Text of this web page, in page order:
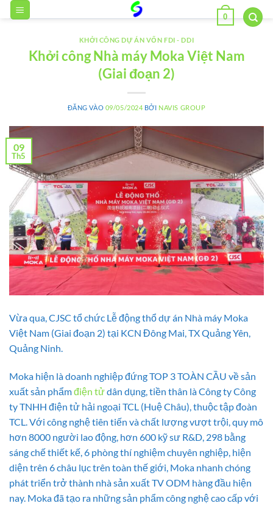
qua
0
KHỞI CÔNG DỰ ÁN VỐN FDI - DDI
Khởi công Nhà máy Moka Việt Nam
(Giai đoạn 2)
ĐĂNG VÀO 09/05/2024 BỞI NAVIS GROUP
09
Th5
Vừa qua, CJSC tổ chức Lễ động thổ dự án Nhà máy Moka
Việt Nam (Giai đoạn 2) tại KCN Đông Mai, TX Quảng Yên,
Quảng Ninh.
Moka hiện là doanh nghiệp đứng TOP 3 TOÀN CẦU về sản
xuất sản phẩmđiện tửdân dụng, tiền thân là Công ty Công
ty TNHH điện tử hải ngoại TCL (Huệ Châu), thuộc tập đoàn
TCL. Với công nghệ tiên tiến và chất lượng vượt trội, quy mô
hơn 8000 người lao động, hơn 600 kỹ sư R&D, 298 bằng
sáng chế thiết kế, 6 phòng thí nghiệm chuyên nghiệp, hiện
diện trên 6 châu lục trên toàn thế giới, Moka nhanh chóng
phát triển trở thành nhà sản xuất TV ODM hàng đầu hiện
nay. Moka đã tạo ra những sản phẩm công nghệ cao cấp với